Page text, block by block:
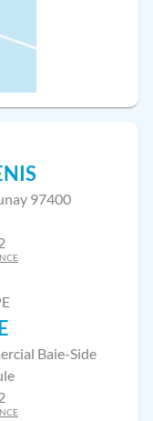
97400
Baie-Side